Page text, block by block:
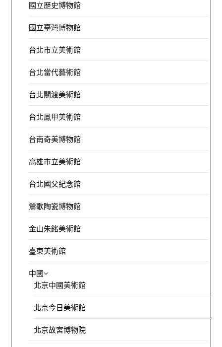
國立歷史博物館
國立臺灣博物館
台北市立美術館
台北當代藝術館
台北關渡美術館
台北鳳甲美術館
台南奇美博物館
高雄市立美術館
台北國父紀念館
鶯歌陶瓷博物館
金山朱銘美術館
臺東美術館
中國
北京中國美術館
北京今日美術館
北京故宮博物院